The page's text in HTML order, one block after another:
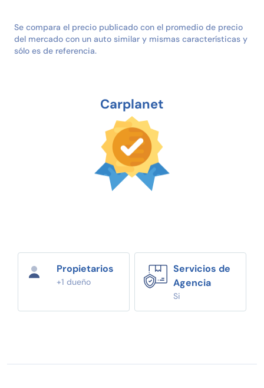
Se compara el precio publicado con el promedio de precio
del mercado con un auto similar y mismas características y
sólo es de referencia.
Carplanet
Propietarios
+1 dueño
Servicios de
Agencia
Si